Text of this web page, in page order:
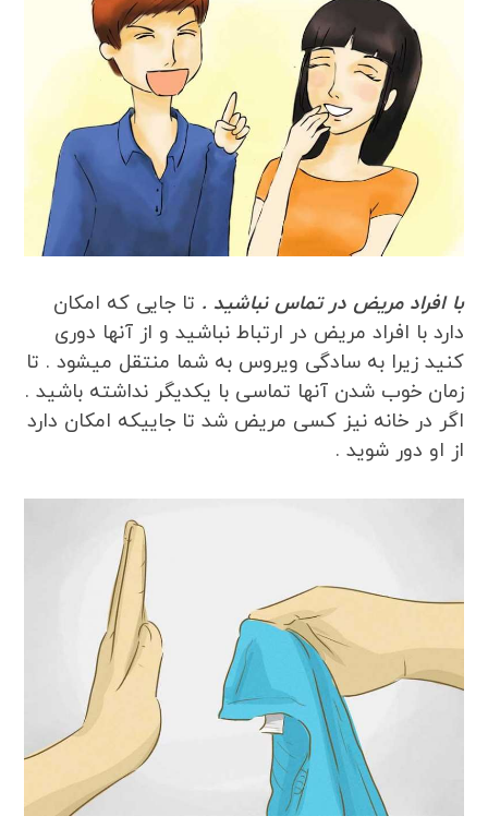
با افراد مریض در تماس نباشید . تا جایی که امکان
دارد با افراد مریض در ارتباط نباشید و از آنها دوری
کنید زیرا به سادگی ویروس به شما منتقل میشود . تا
زمان خوب شدن آنها تماسی با یکدیگر نداشته باشید .
اگر در خانه نیز کسی مریض شد تا جاییکه امکان دارد
از او دور شوید .